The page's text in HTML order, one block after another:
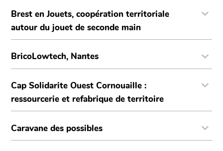
Brest en Jouets, coopération territoriale
autour du jouet de seconde main
BricoLowtech, Nantes
Cap Solidarite Ouest Cornouaille :
ressourcerie et refabrique de territoire
Caravane des possibles